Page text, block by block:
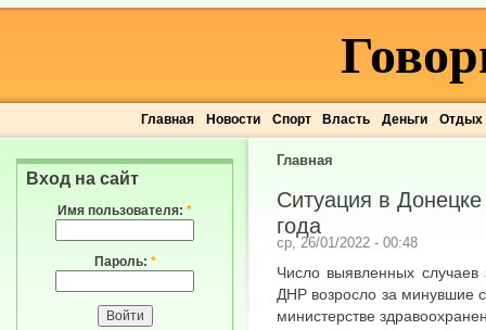
Главная Новости Спорт Власть Деньги Отдых
Главная
Ситуация в
года
ср, 26/01/2022 - 00:48
Число выявленных
ДНР возросло за минувшие
министерстве
Вход на сайт
Имя пользователя: *
Пароль: *